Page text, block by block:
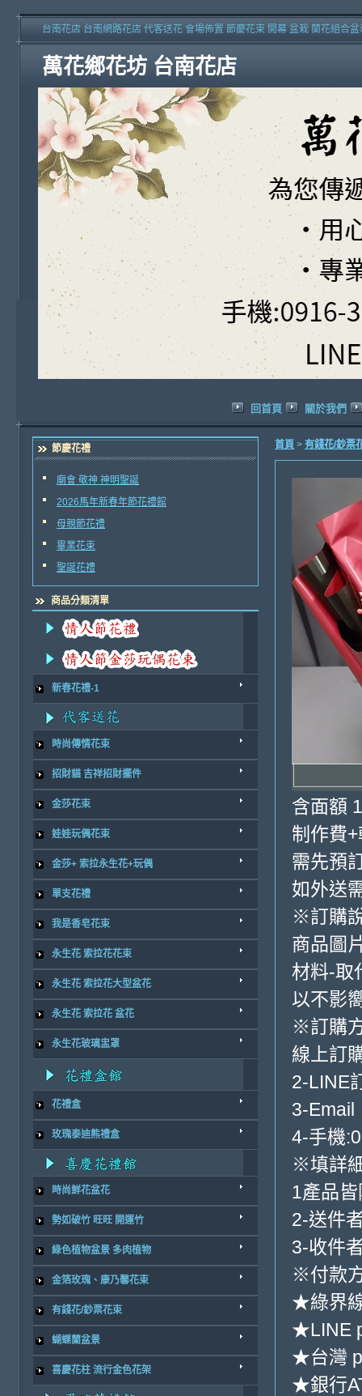
萬花鄉花坊 台南花店
台南花店 台南網路花店 代客送花 會場佈置 節慶花束 開幕 盆栽 蘭花組合
回首頁 關於我們
節慶花禮
廟會 敬神 神明聖誕
2026馬年新春年節花禮館
母親節花禮
畢業花束
聖誕花禮
商品分類清單
新春花禮-1
時尚傳情花束
招財貓 吉祥招財擺件
金莎花束
娃娃玩偶花束
金莎+ 索拉永生花+玩偶
單支花禮
我是香皂花束
永生花 索拉花花束
永生花 索拉花大型盆花
永生花 索拉花 盆花
永生花玻璃盅罩
花禮盒
玫瑰泰迪熊禮盒
時尚鮮花盆花
勢如破竹 旺旺 開運竹
綠色植物盆景 多肉植物
金箔玫瑰、康乃馨花束
有錢花/鈔票花束
蝴蝶蘭盆景
喜慶花柱 流行金色花架
首頁 > 有錢花/鈔票
含面額
制作費
需先預
如外送
※訂購
商品圖
材料-取
以不影
※訂購
線上訂
2-LINE
3-Email
4-手機
※填詳
1產品
2-送件
3-收件
※付款
★綠界
★LINE
★台灣
★銀行